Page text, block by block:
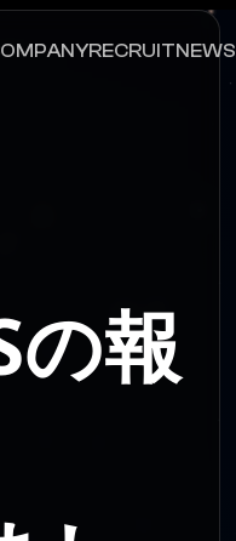
RECRUITNEWS
の報